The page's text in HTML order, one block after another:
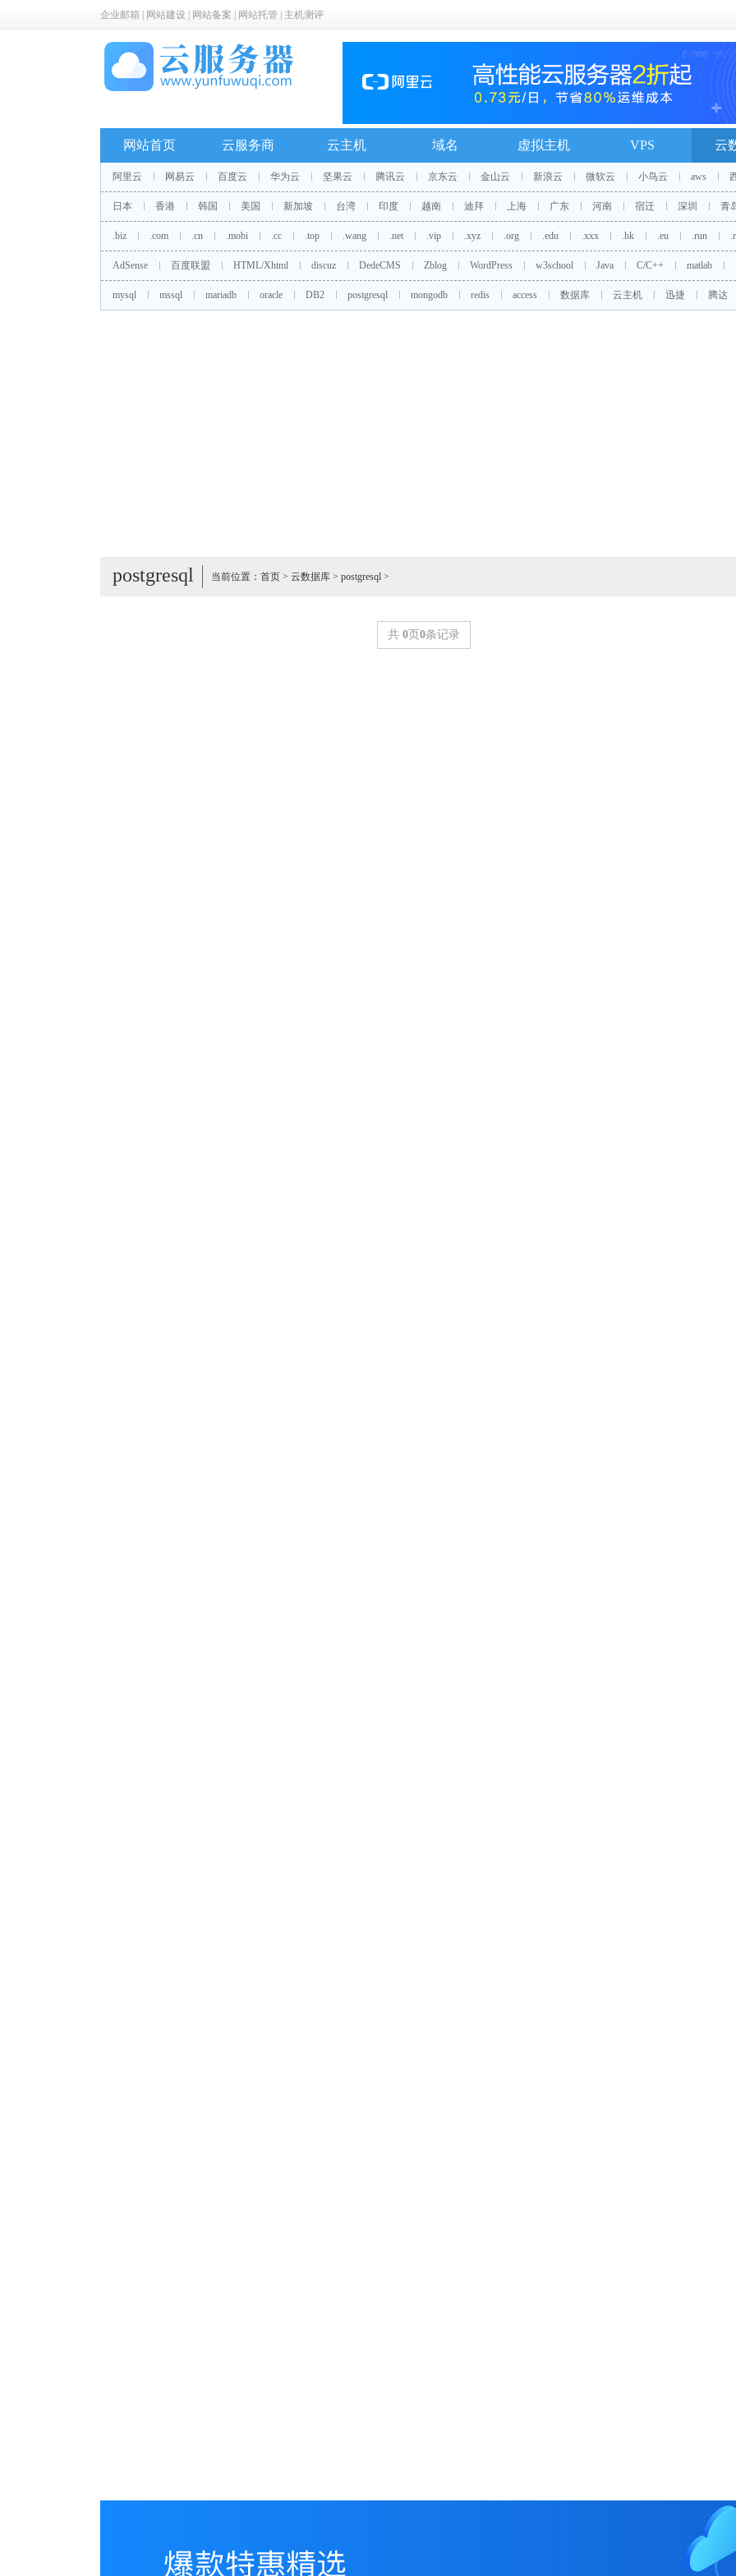
企业邮箱 网站建设 网站备案 网站托管 主机测评
网站首页 云服务商 云主机 域名 虚拟主机 VPS 云
阿里云 网易云 百度云 华为云 坚果云 腾讯云 京东云 金山云 新浪云 微软云 小鸟云 aws
日本 香港 韩国 美国 新加坡 台湾 印度 越南 迪拜 上海 广东 河南 宿迁 深圳 青
.biz .com .cn .mobi .cc .top .wang .net .vip .xyz .org .edu .xxx .hk .eu .run
AdSense 百度联盟 HTML/Xhtml discuz DedeCMS Zblog WordPress w3school Java C/C++ matlab
mysql mssql mariadb oracle DB2 postgresql mongodb redis access 数据库 云主机 迅捷 腾达
postgresql 当前位置： 首页 > 云数据库 > postgresql >
共 0页 0条记录